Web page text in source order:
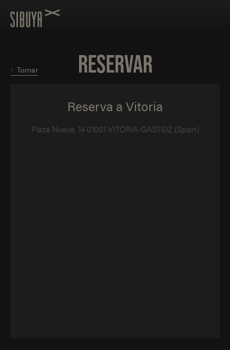
RESERVAR
Tornar
Reserva a Vitoria
Plaza Nueva, 14 01001 VITORIA-GASTEIZ (Spain)